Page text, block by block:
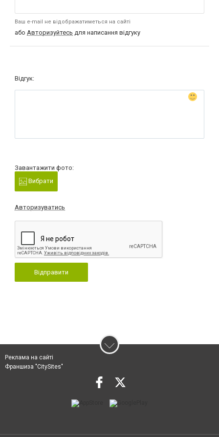
Ваш e-mail не відображатиметься на сайті
або Авторизуйтесь для написання відгуку
Відгук:
Завантажити фото:
Вибрати
Авторизуватись
Відправити
Реклама на сайті
Франшиза "CitySites"